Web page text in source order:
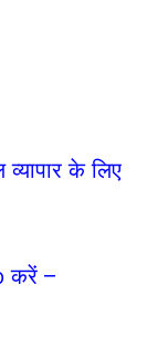
के लिए
करें –